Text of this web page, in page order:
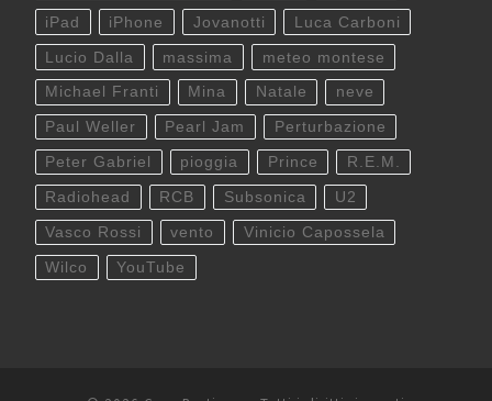
iPad iPhone Jovanotti Luca Carboni
Lucio Dalla massima meteo montese
Michael Franti Mina Natale neve
Paul Weller Pearl Jam Perturbazione
Peter Gabriel pioggia Prince R.E.M.
Radiohead RCB Subsonica U2
Vasco Rossi vento Vinicio Capossela
Wilco YouTube